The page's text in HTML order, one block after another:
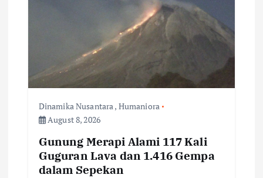
Dinamika Nusantara, Humaniora
August 8, 2026
Gunung Merapi Alami 117 Kali
Guguran Lava dan 1.416 Gempa
dalam Sepekan